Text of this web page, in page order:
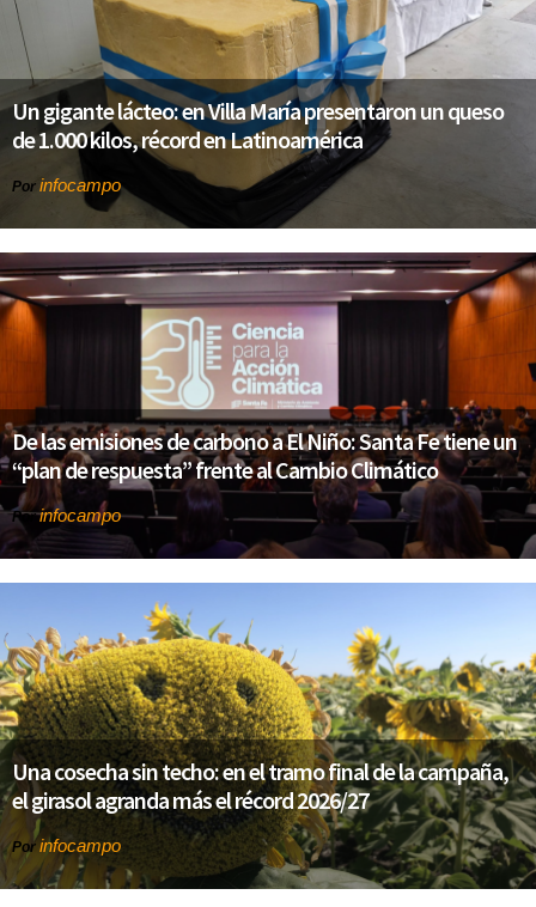
Un gigante lácteo: en Villa María presentaron un queso
de 1.000 kilos, récord en Latinoamérica
Por infocampo
De las emisiones de carbono a El Niño: Santa Fe tiene un
“plan de respuesta” frente al Cambio Climático
Porinfocampo
Una cosecha sin techo: en el tramo final de la campaña,
el girasol agranda más el récord 2026/27
Por infocampo